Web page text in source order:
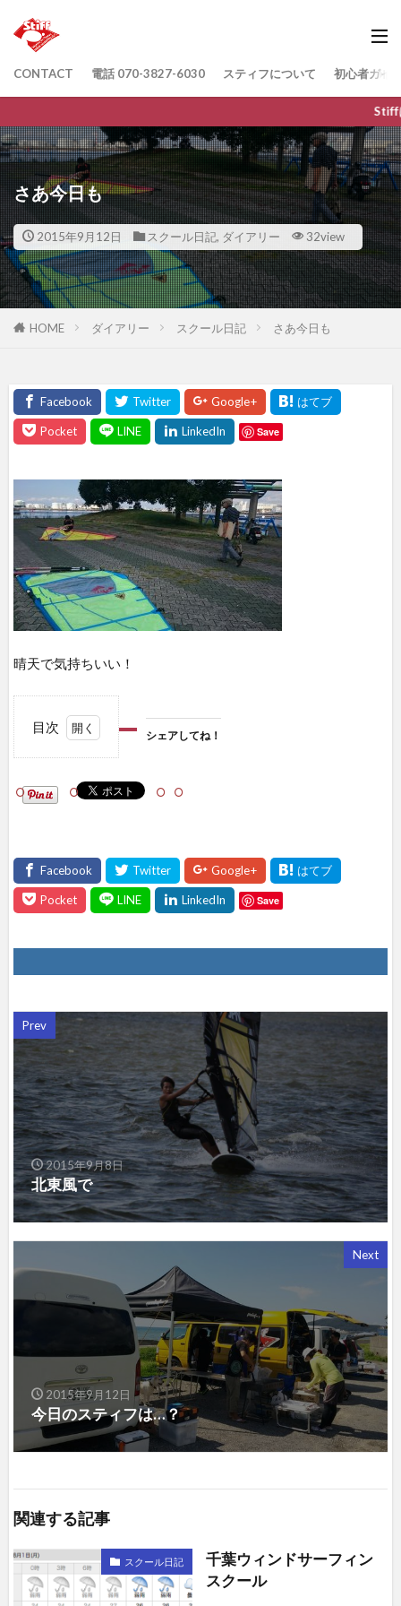
CONTACT 電話 070-3827-6030 スティフについて 初心者ガイ
Stiffは6月30日をもって閉店し
さあ今日も
2015年9月12日 スクール日記, ダイアリー 32view
HOME ダイアリー スクール日記 さあ今日も
Save
晴天で気持ちいい！
目次
アし
て
シェアしてね！
Save
Prev
2015年9月8日
北東風で
Next
2015年9月12日
今日のスティフは…？
関連する記事
スクール日記
千葉ウィンドサーフィン
スクール